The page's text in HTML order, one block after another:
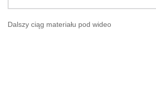
Dalszy ciąg materiału pod wideo